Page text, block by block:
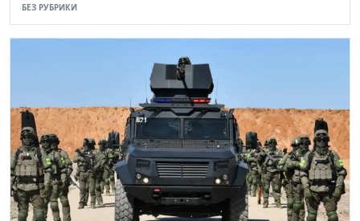
БЕЗ РУБРИКИ